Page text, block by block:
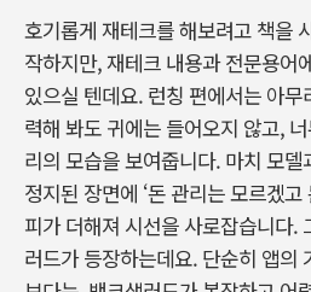
호기롭게 재테크를 해보려고 책을
작하지만, 재테크 내용과 전문용어
있으실 텐데요. 런칭 편에서는 아
력해 봐도 귀에는 들어오지 않고,
리의 모습을 보여줍니다. 마치 모
정지된 장면에 ‘돈 관리는 모르겠
피가 더해져 시선을 사로잡습니다.
러드가 등장하는데요. 단순히 앱의